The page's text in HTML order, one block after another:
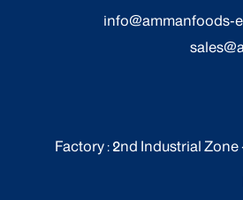
info@ammanfoods-
Factory : 2nd Industrial